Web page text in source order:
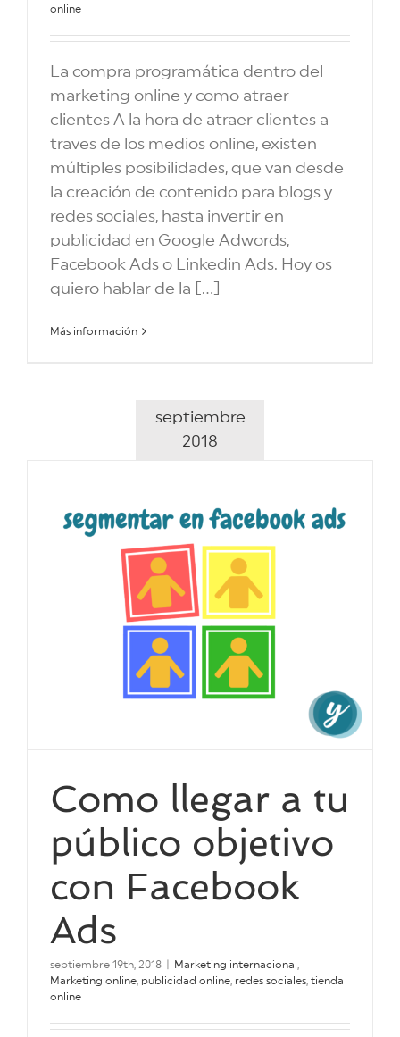
online
La compra programática dentro del
marketing online y como atraer
clientes A la hora de atraer clientes a
traves de los medios online, existen
múltiples posibilidades, que van desde
la creación de contenido para blogs y
redes sociales, hasta invertir en
publicidad en Google Adwords,
Facebook Ads o Linkedin Ads. Hoy os
quiero hablar de la [...]
Más información
septiembre
2018
Como llegar a tu
público objetivo
con Facebook
Ads
septiembre 19th, 2018 Marketing internacional
Marketing online publicidad online redes sociales tienda
online